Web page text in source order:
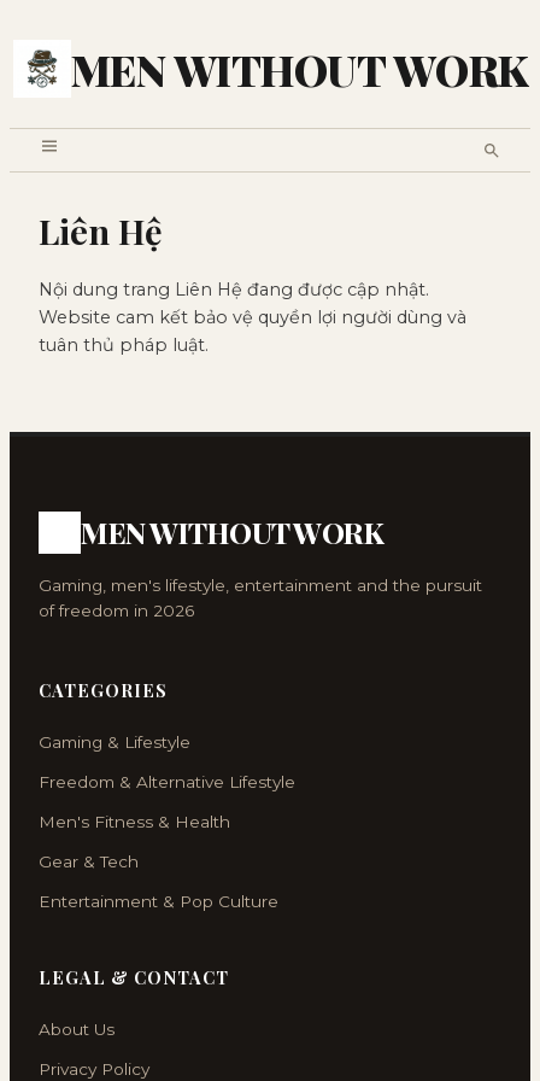
MEN WITHOUT WORK
Liên Hệ
Nội dung trang Liên Hệ đang được cập nhật.
Website cam kết bảo vệ quyền lợi người dùng và
tuân thủ pháp luật.
MEN WITHOUT WORK
Gaming, men's lifestyle, entertainment and the pursuit
of freedom in 2026
CATEGORIES
Gaming & Lifestyle
Freedom & Alternative Lifestyle
Men's Fitness & Health
Gear & Tech
Entertainment & Pop Culture
LEGAL & CONTACT
About Us
Privacy Policy